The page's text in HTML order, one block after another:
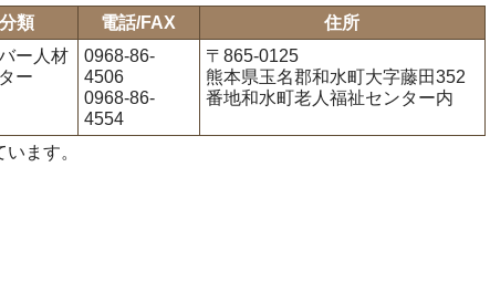
分類 電話/FAX
住所
ー人材
ー
0968-86-
4506
0968-86-
4554
〒865-0125
熊本県玉名郡和水町大字藤田352
番地和水町老人福祉センター内
ます。